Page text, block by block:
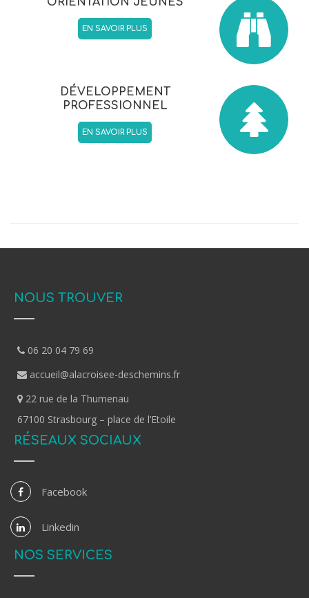
EN SAVOIR PLUS
DÉVELOPPEMENT
PROFESSIONNEL
EN SAVOIR PLUS
NOUS TROUVER
06 20 04 79 69
accueil@alacroisee-deschemins.fr
22 rue de la Thumenau
67100 Strasbourg – place de l’Etoile
RÉSEAUX SOCIAUX
Facebook
Linkedin
NOS SERVICES